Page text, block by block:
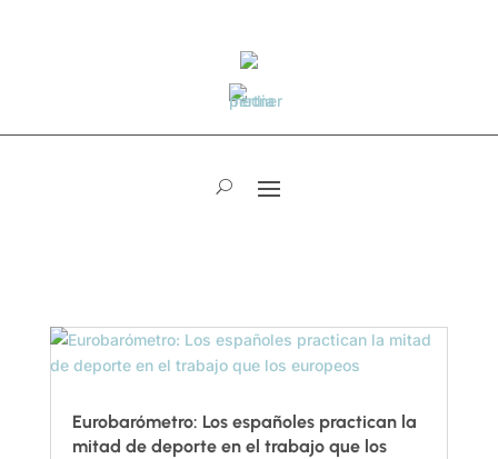
Eurobarómetro: Los españoles practican la
mitad de deporte en el trabajo que los